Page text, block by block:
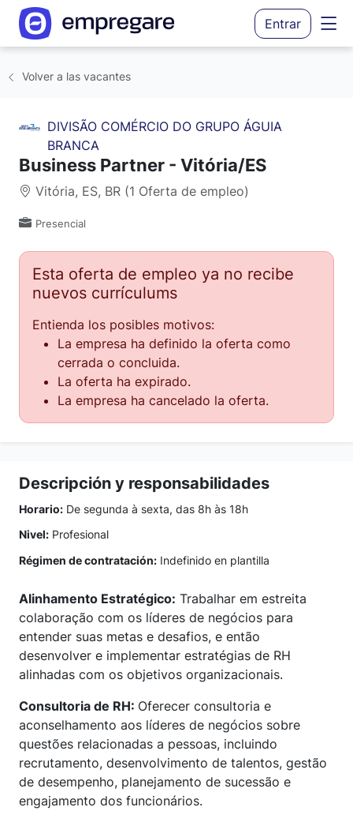
Entrar
Volver a las vacantes
DIVISÃO COMÉRCIO DO GRUPO ÁGUIA
BRANCA
Business Partner - Vitória/ES
Vitória, ES, BR (1 Oferta de empleo)
Presencial
Esta oferta de empleo ya no recibe
nuevos currículums
Entienda los posibles motivos:
La empresa ha definido la oferta como
cerrada o concluida.
La oferta ha expirado.
La empresa ha cancelado la oferta.
Descripción y responsabilidades
Horario: De segunda à sexta, das 8h às 18h
Nivel: Profesional
Régimen de contratación: Indefinido en plantilla
Alinhamento Estratégico: Trabalhar em estreita
colaboração com os líderes de negócios para
entender suas metas e desafios, e então
desenvolver e implementar estratégias de RH
alinhadas com os objetivos organizacionais.
Consultoria de RH: Oferecer consultoria e
aconselhamento aos líderes de negócios sobre
questões relacionadas a pessoas, incluindo
recrutamento, desenvolvimento de talentos, gestão
de desempenho, planejamento de sucessão e
engajamento dos funcionários.